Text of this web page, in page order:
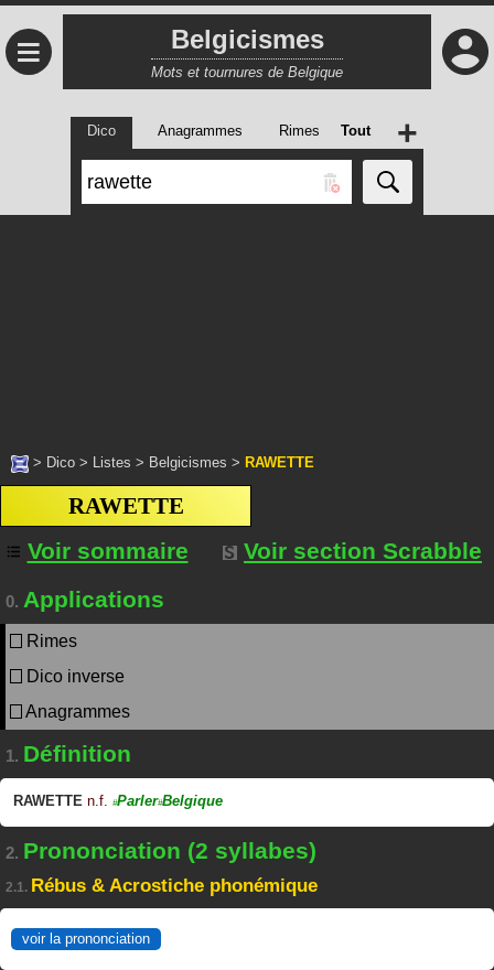
≡ Belgicismes
Mots et tournures de Belgique
Dico Anagrammes Rimes Tout +
> Dico > Listes > Belgicismes > RAWETTE
RAWETTE
Voir sommaire
Voir section Scrabble
0. Applications
Rimes
Dico inverse
Anagrammes
1. Définition
RAWETTE n.f. #Parler#Belgique
2. Prononciation (2 syllabes)
2.1. Rébus & Acrostiche phonémique
voir la prononciation